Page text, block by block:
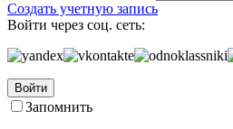
Создать учетную запись
Войти через соц. сеть:
Войти
Запомнить